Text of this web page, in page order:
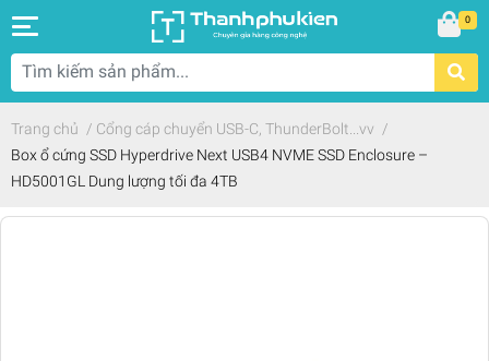
0
Trang chủ / Cổng cáp chuyển USB-C, ThunderBolt...vv /
Box ổ cứng SSD Hyperdrive Next USB4 NVME SSD Enclosure –
HD5001GL Dung lượng tối đa 4TB